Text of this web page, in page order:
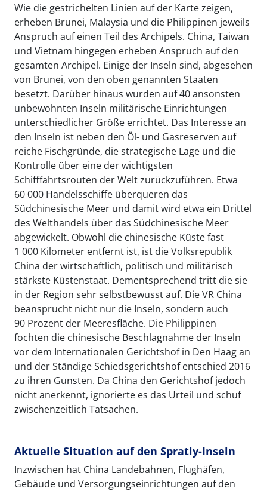
Wie die gestrichelten Linien auf der Karte zeigen,
erheben Brunei, Malaysia und die Philippinen jeweils
Anspruch auf einen Teil des Archipels. China, Taiwan
und Vietnam hingegen erheben Anspruch auf den
gesamten Archipel. Einige der Inseln sind, abgesehen
von Brunei, von den oben genannten Staaten
besetzt. Darüber hinaus wurden auf 40 ansonsten
unbewohnten Inseln militärische Einrichtungen
unterschiedlicher Größe errichtet. Das Interesse an
den Inseln ist neben den Öl- und Gasreserven auf
reiche Fischgründe, die strategische Lage und die
Kontrolle über eine der wichtigsten
Schifffahrtsrouten der Welt zurückzuführen. Etwa
60 000 Handelsschiffe überqueren das
Südchinesische Meer und damit wird etwa ein Drittel
des Welthandels über das Südchinesische Meer
abgewickelt. Obwohl die chinesische Küste fast
1 000 Kilometer entfernt ist, ist die Volksrepublik
China der wirtschaftlich, politisch und militärisch
stärkste Küstenstaat. Dementsprechend tritt die sie
in der Region sehr selbstbewusst auf. Die VR China
beansprucht nicht nur die Inseln, sondern auch
90 Prozent der Meeresfläche. Die Philippinen
fochten die chinesische Beschlagnahme der Inseln
vor dem Internationalen Gerichtshof in Den Haag an
und der Ständige Schiedsgerichtshof entschied 2016
zu ihren Gunsten. Da China den Gerichtshof jedoch
nicht anerkennt, ignorierte es das Urteil und schuf
zwischenzeitlich Tatsachen.
Aktuelle Situation auf den Spratly-Inseln
Inzwischen hat China Landebahnen, Flughäfen,
Gebäude und Versorgungseinrichtungen auf den